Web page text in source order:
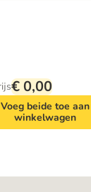
€ 0,00
Voeg beide toe aan
winkelwagen